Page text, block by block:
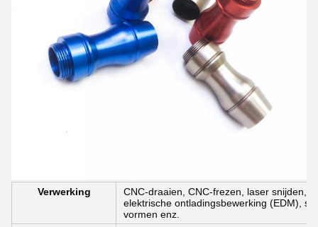
Verwerking
CNC-draaien, CNC-frezen, laser snijden,
elektrische ontladingsbewerking (EDM),
vormen enz.